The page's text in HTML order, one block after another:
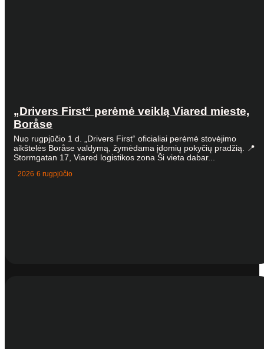
„Drivers First“ perėmė veiklą Viared mieste,
Boråse
Nuo rugpjūčio 1 d. „Drivers First“ oficialiai perėmė stovėjimo
aikštelės Boråse valdymą, žymėdama įdomių pokyčių pradžią. 📍
Stormgatan 17, Viared logistikos zona Ši vieta dabar...
2026 6 rugpjūčio